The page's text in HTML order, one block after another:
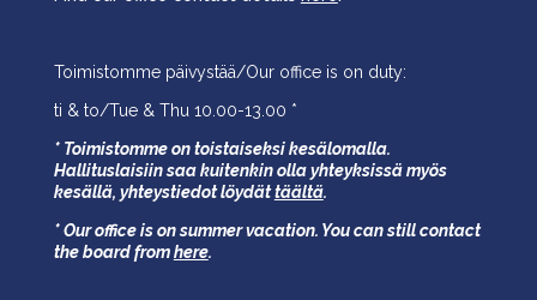
Toimistomme päivystää/Our office is on duty:
ti & to/Tue & Thu 10.00-13.00 *
* Toimistomme on toistaiseksi kesälomalla.
Hallituslaisiin saa kuitenkin olla yhteyksissä myös
kesällä, yhteystiedot löydättäältä.
* Our office is on summer vacation. You can still contact
the board fromhere.